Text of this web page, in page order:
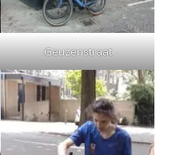
Geuzenstraat